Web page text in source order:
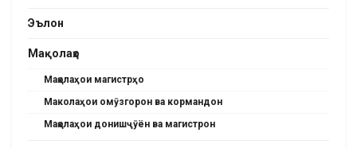
Эълон
Мақолаҳо
Мақолаҳои магистрҳо
Маколаҳои омӯзгорон ва кормандон
Мақолаҳои донишҷӯён ва магистрон